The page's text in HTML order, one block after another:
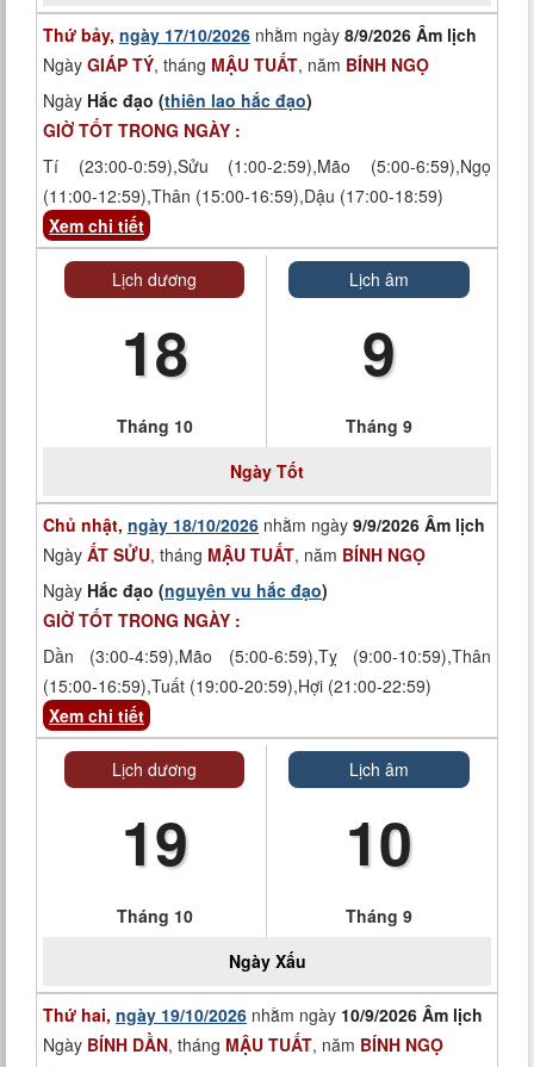
Thứ bảy, ngày 17/10/2026 nhằm ngày 8/9/2026 Âm lịch
Ngày GIÁP TÝ, tháng MẬU TUẤT, năm BÍNH NGỌ
Ngày Hắc đạo (thiên lao hắc đạo)
GIỜ TỐT TRONG NGÀY :
Tí (23:00-0:59),Sửu (1:00-2:59),Mão (5:00-6:59),Ngọ
(11:00-12:59),Thân (15:00-16:59),Dậu (17:00-18:59)
Xem chi tiết
Lịch dương
18
Tháng 10
Lịch âm
9
Tháng 9
Ngày Tốt
Chủ nhật, ngày 18/10/2026 nhằm ngày 9/9/2026 Âm lịch
Ngày ẤT SỬU, tháng MẬU TUẤT, năm BÍNH NGỌ
Ngày Hắc đạo (nguyên vu hắc đạo)
GIỜ TỐT TRONG NGÀY :
Dần (3:00-4:59),Mão (5:00-6:59),Tỵ (9:00-10:59),Thân
(15:00-16:59),Tuất (19:00-20:59),Hợi (21:00-22:59)
Xem chi tiết
Lịch dương
19
Tháng 10
Lịch âm
10
Tháng 9
Ngày Xấu
Thứ hai, ngày 19/10/2026 nhằm ngày 10/9/2026 Âm lịch
Ngày BÍNH DẦN, tháng MẬU TUẤT, năm BÍNH NGỌ